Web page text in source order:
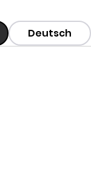
Deutsch